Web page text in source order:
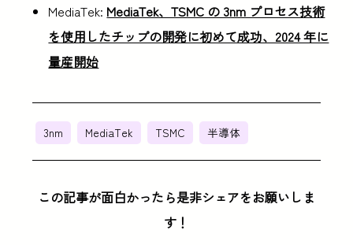
MediaTek: MediaTek、TSMC の 3nm プロセス技術
を使用したチップの開発に初めて成功、2024 年に
量産開始
3nm MediaTek TSMC 半導体
この記事が面白かったら是非シェアをお願いしま
す！